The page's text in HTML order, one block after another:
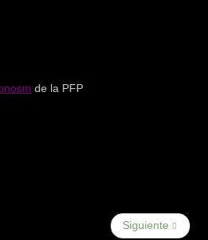
de la PFP
Siguiente